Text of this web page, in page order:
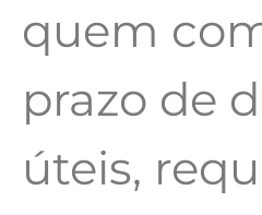
quem
prazo de
úteis,